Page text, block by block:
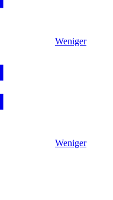
Weniger
Weniger